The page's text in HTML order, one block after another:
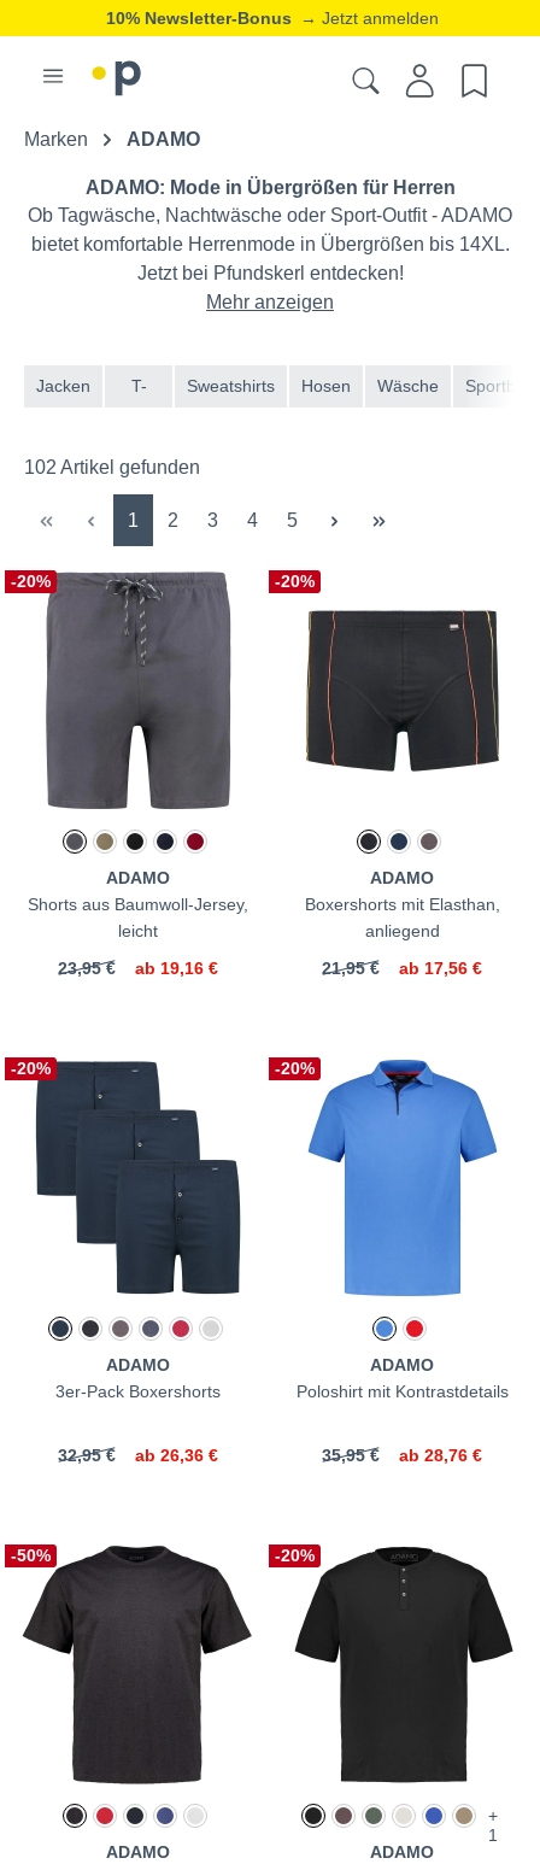
20% Neukunden-Rabatt → Jetzt registrierenⓘ
Marken ADAMO
ADAMO: Mode in Übergrößen für Herren
Ob Tagwäsche, Nachtwäsche oder Sport-Outfit - ADAMO
bietet komfortable Herrenmode in Übergrößen bis 14XL.
Jetzt bei Pfundskerl entdecken!
Mehr anzeigen
Jacken T-
&
Polos
Sweatshirts Hosen Wäsche
102 Artikel gefunden
Seite
1 Seite
2 Seite
3 Seite
4 Seite
5
-20%
ADAMO
Shorts aus Baumwoll-Jersey,
leicht
23,95 €
ab 19,16 €
-20%
ADAMO
Boxershorts mit Elasthan,
anliegend
21,95 €
ab 17,56 €
-20%
ADAMO
3er-Pack Boxershorts
32,95 € ab 26,36 €
-20%
ADAMO
Poloshirt mit Kontrastdetails
35,95 € ab 28,76 €
-50%
ADAMO
-20%
+
1
ADAMO